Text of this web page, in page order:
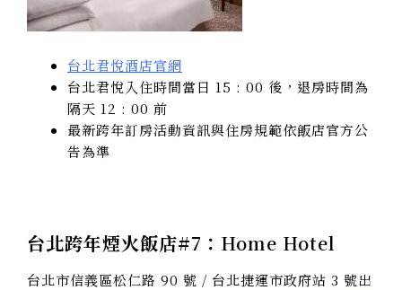
台北君悅酒店官網
台北君悅入住時間當日 15 : 00 後，退房時間為
隔天 12 : 00 前
最新跨年訂房活動資訊與住房規範依飯店官方公
告為準
台北跨年煙火飯店#7： Home Hotel
台北市信義區松仁路 90 號 / 台北捷運市政府站 3 號出